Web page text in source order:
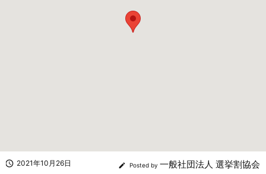
 2021年10月26日  Posted by 一般社団法人 選挙割協会